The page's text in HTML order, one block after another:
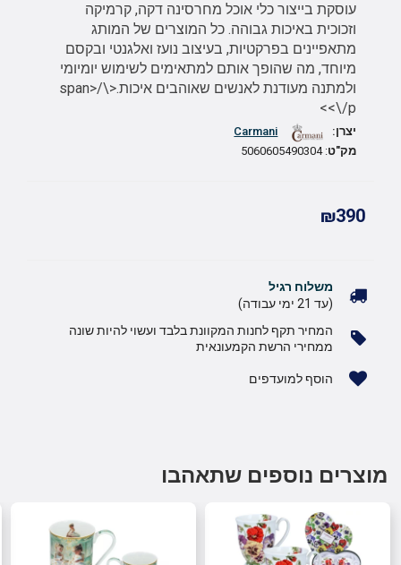
עוסקת בייצור כלי אוכל מחרסינה דקה, קרמיקה
וזכוכית באיכות גבוהה. כל המוצרים של המותג
מתאפיינים בפרקטיות, בעיצוב נועז ואלגנטי ובקסם
מיוחד, מה שהופך אותם למתאימים לשימוש יומיומי
ולמתנה מעודנת לאנשים שאוהבים איכות.<\/span>
<\/p>
יצרן:
Carmani
מק"ט: 5060605490304
₪390
משלוח רגיל
(עד 21 ימי עבודה)
המחיר תקף לחנות המקוונת בלבד ועשוי להיות שונה
ממחירי הרשת הקמעונאית
הוסף למועדפים
מוצרים נוספים שתאהבו